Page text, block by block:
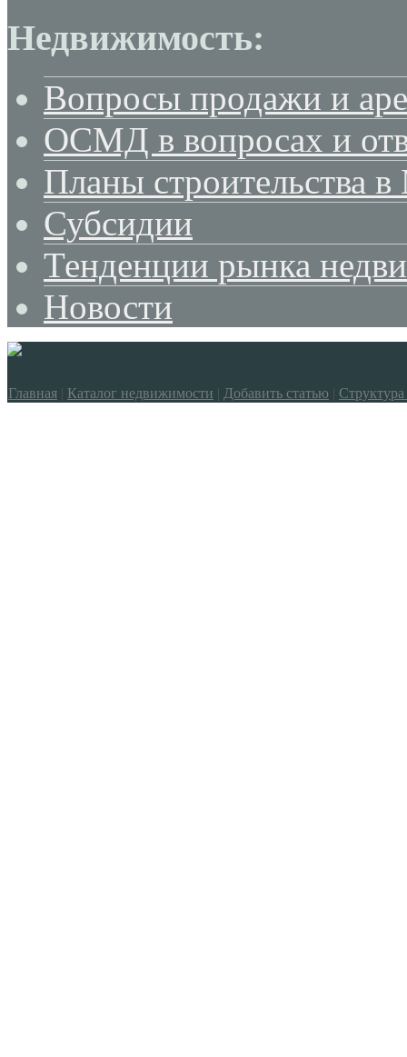
Недвижимость:
Вопросы продажи и
ОСМД в вопросах и
Планы строительства
Субсидии
Тенденции рынка
Новости
Главная | Каталог недвижимости | Добавить статью | Структура